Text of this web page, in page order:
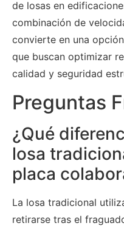
de losas en
combinación de
convierte en una
que buscan optimizar
calidad y seguridad
Preguntas
¿Qué
losa
placa
La losa tradicional
retirarse tras el